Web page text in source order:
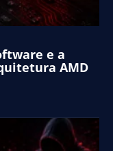
e a
AMD